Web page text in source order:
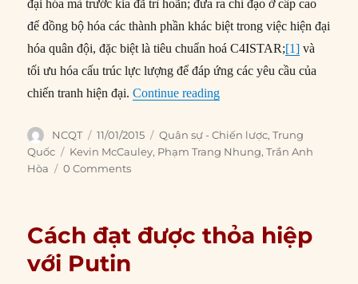
đại hóa mà trước kia đã trì hoãn; đưa ra chỉ đạo ở cấp cao
để đồng bộ hóa các thành phần khác biệt trong việc hiện đại
hóa quân đội, đặc biệt là tiêu chuẩn hoá C4ISTAR;[1] và
tối ưu hóa cấu trúc lực lượng để đáp ứng các yêu cầu của
chiến tranh hiện đại.Continue reading“Tập Cận Bình cải cách
Author
NCQT
Posted
on
11/01/2015 Categories
Quân sự - Chiến lược,Trung
Quốc
Tags
Kevin McCauley, Phạm Trang Nhung,Trần Anh
Hòa
0 Comments
Cách đạt được thỏa hiệp
với Putin